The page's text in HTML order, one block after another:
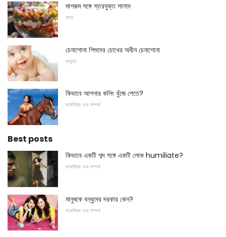
মাশরুম সঙ্গে স্তরযুক্ত সালাদ
খাদ্য
চেনাশোনা শিশুদের চোখের অধীন চেনাশোনা
মাতৃত্ব
কিভাবে আপনার কলিং খুঁজে পেতে?
মনোবিদ্যা এবং সম্পর্ক
Best posts
কিভাবে একটি শব্দ সঙ্গে একটি লোক humiliate?
মনোবিদ্যা এবং সম্পর্ক
মানুষকে বন্ধুদের দরকার কেন?
মনোবিদ্যা এবং সম্পর্ক